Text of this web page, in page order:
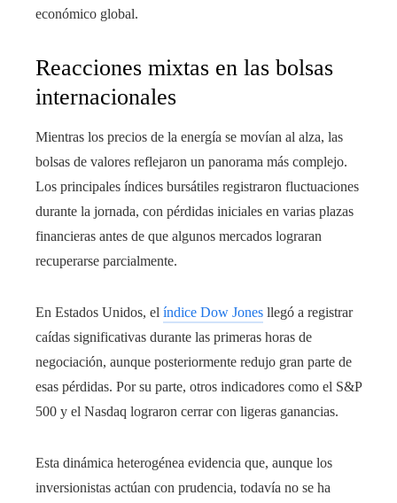
económico global.
Reacciones mixtas en las bolsas
internacionales
Mientras los precios de la energía se movían al alza, las
bolsas de valores reflejaron un panorama más complejo.
Los principales índices bursátiles registraron fluctuaciones
durante la jornada, con pérdidas iniciales en varias plazas
financieras antes de que algunos mercados lograran
recuperarse parcialmente.
En Estados Unidos, el índice Dow Jones llegó a registrar
caídas significativas durante las primeras horas de
negociación, aunque posteriormente redujo gran parte de
esas pérdidas. Por su parte, otros indicadores como el S&P
500 y el Nasdaq lograron cerrar con ligeras ganancias.
Esta dinámica heterogénea evidencia que, aunque los
inversionistas actúan con prudencia, todavía no se ha